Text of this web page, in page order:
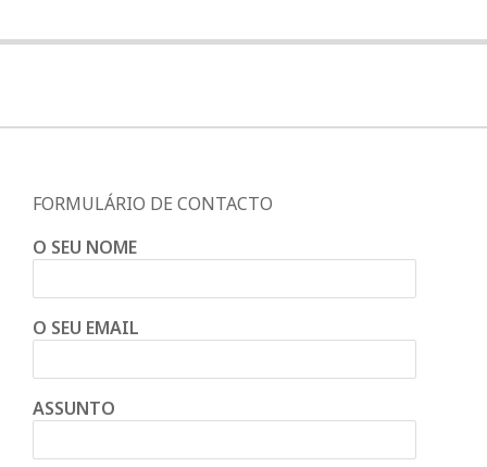
FORMULÁRIO DE CONTACTO
O SEU NOME
O SEU EMAIL
ASSUNTO